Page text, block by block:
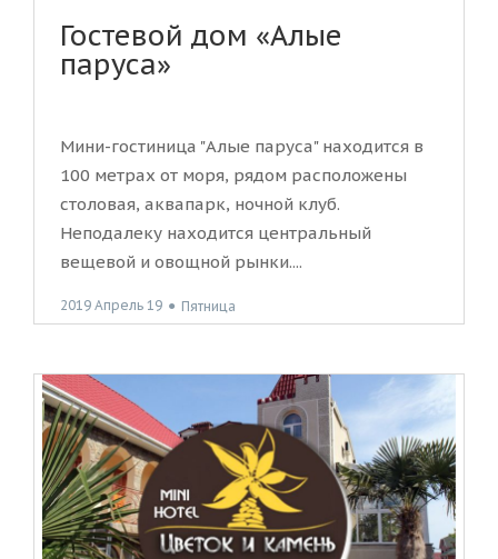
Гостевой дом «Алые
паруса»
Мини-гостиница "Алые паруса" находится в
100 метрах от моря, рядом расположены
столовая, аквапарк, ночной клуб.
Неподалеку находится центральный
вещевой и овощной рынки....
2019 Апрель 19 ● Пятница